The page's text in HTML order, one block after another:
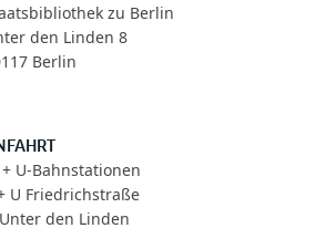
zu Berlin
den Linden 8
Berlin
+ U-Bahnstationen
U Friedrichstraße
den Linden